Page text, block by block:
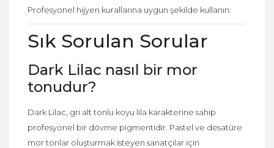
Profesyonel hijyen kurallarına uygun şekilde kullanın.
Sık Sorulan Sorular
Dark Lilac nasıl bir mor
tonudur?
Dark Lilac, gri alt tonlu koyu lila karakterine sahip
profesyonel bir dövme pigmentidir. Pastel ve desatüre
mor tonlar oluşturmak isteyen sanatçılar için